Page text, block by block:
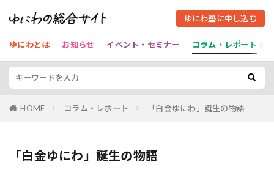
ゆにわ塾に申し込む
ゆにわとは お知らせ イベント・セミナー コラム・レポート
HOME コラム・レポート 「白金ゆにわ」誕生の物語
「白金ゆにわ」誕生の物語